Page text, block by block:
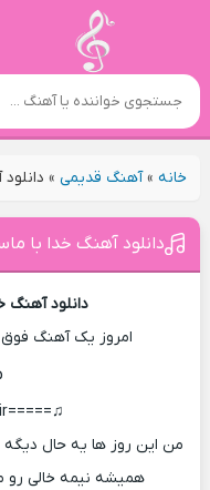
خانه»آهنگ قدیمی»
دانلود آهنگ خدا با
دانلود آهنگ
امروز یک آهنگ فوق
♫=====songestann.ir====♫
من این روز ها یه حال
همیشه نیمه خالی رو